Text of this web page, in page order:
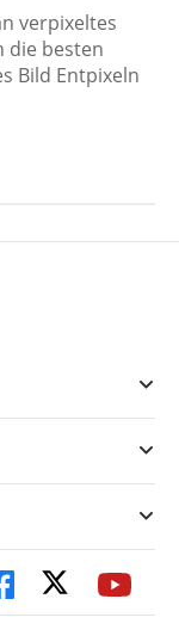
verpixeltes
die besten
Bild Entpixeln